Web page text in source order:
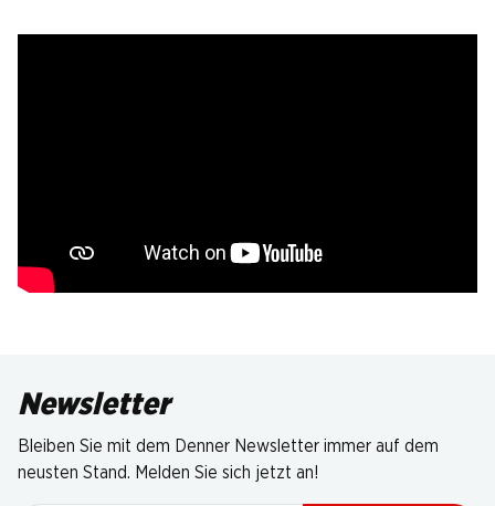
Newsletter
Bleiben Sie mit dem Denner Newsletter immer auf dem
neusten Stand. Melden Sie sich jetzt an!